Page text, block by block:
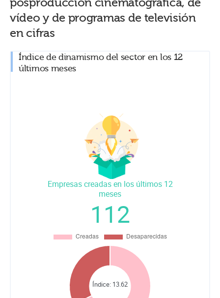
vídeo y de programas de televisión
en cifras
Índice de dinamismo del sector en los 12
últimos meses
Empresas creadas en los últimos 12
meses
112
Índice: 13.62